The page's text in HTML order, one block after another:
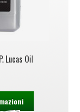
Lucas Oil